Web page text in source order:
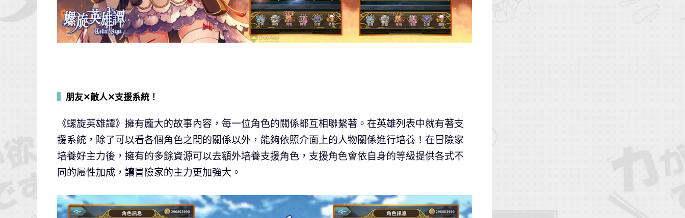
朋友✕敵人✕支援系統！
《螺旋英雄譚》擁有龐大的故事內容，每一位角色的關係都互相聯繫著。在英雄列表中就有著支
援系統，除了可以看各個角色之間的關係以外，能夠依照介面上的人物關係進行培養！在冒險家
培養好主力後，擁有的多餘資源可以去額外培養支援角色，支援角色會依自身的等級提供各式不
同的屬性加成，讓冒險家的主力更加強大。